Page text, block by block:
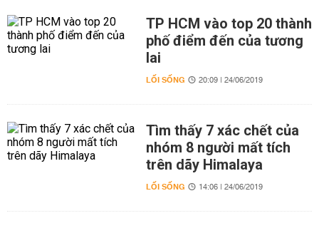
TP HCM vào top 20 thành
phố điểm đến của tương
lai
LỐI SỐNG 20:09 | 24/06/2019
Tìm thấy 7 xác chết của
nhóm 8 người mất tích
trên dãy Himalaya
LỐI SỐNG 14:06 | 24/06/2019